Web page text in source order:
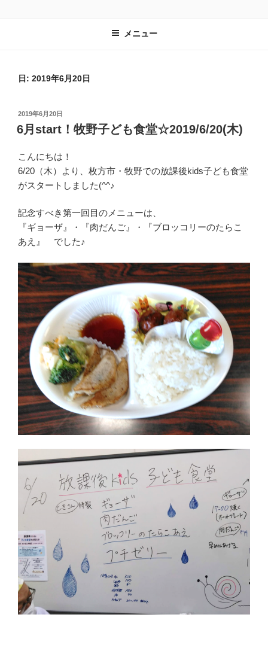
メニュー
日: 2019年6月20日
投
稿
日:
2019年6月20日
6月start！牧野子ども食堂☆2019/6/20(木)
こんにちは！
6/20（木）より、枚方市・牧野での放課後kids子ども食堂
がスタートしました(^^♪
記念すべき第一回目のメニューは、
『ギョーザ』・『肉だんご』・『ブロッコリーのたらこ
あえ』 でした♪